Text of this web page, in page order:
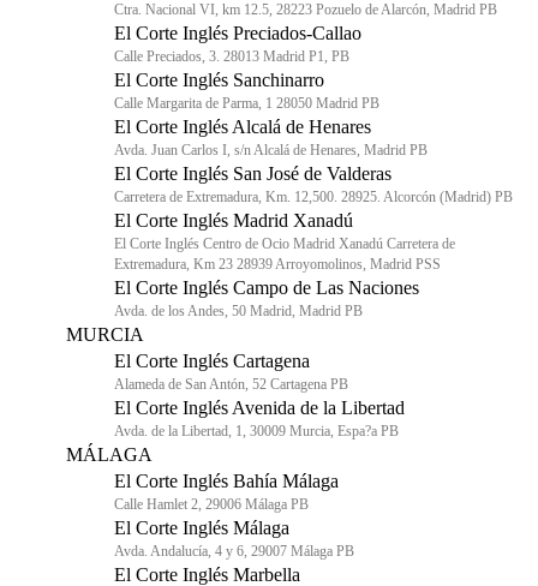
Ctra. Nacional VI, km 12.5, 28223 Pozuelo de Alarcón, Madrid PB
El Corte Inglés Preciados-Callao
Calle Preciados, 3. 28013 Madrid P1, PB
El Corte Inglés Sanchinarro
Calle Margarita de Parma, 1 28050 Madrid PB
El Corte Inglés Alcalá de Henares
Avda. Juan Carlos I, s/n Alcalá de Henares, Madrid PB
El Corte Inglés San José de Valderas
Carretera de Extremadura, Km. 12,500. 28925. Alcorcón (Madrid) PB
El Corte Inglés Madrid Xanadú
El Corte Inglés Centro de Ocio Madrid Xanadú Carretera de
Extremadura, Km 23 28939 Arroyomolinos, Madrid PSS
El Corte Inglés Campo de Las Naciones
Avda. de los Andes, 50 Madrid, Madrid PB
MURCIA
El Corte Inglés Cartagena
Alameda de San Antón, 52 Cartagena PB
El Corte Inglés Avenida de la Libertad
Avda. de la Libertad, 1, 30009 Murcia, Espa?a PB
MÁLAGA
El Corte Inglés Bahía Málaga
Calle Hamlet 2, 29006 Málaga PB
El Corte Inglés Málaga
Avda. Andalucía, 4 y 6, 29007 Málaga PB
El Corte Inglés Marbella